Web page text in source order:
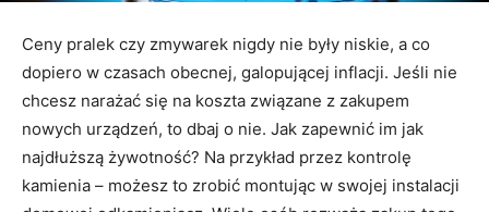
Ceny pralek czy zmywarek nigdy nie były niskie, a co
dopiero w czasach obecnej, galopującej inflacji. Jeśli nie
chcesz narażać się na koszta związane z zakupem
nowych urządzeń, to dbaj o nie. Jak zapewnić im jak
najdłuższą żywotność? Na przykład przez kontrolę
kamienia – możesz to zrobić montując w swojej instalacji